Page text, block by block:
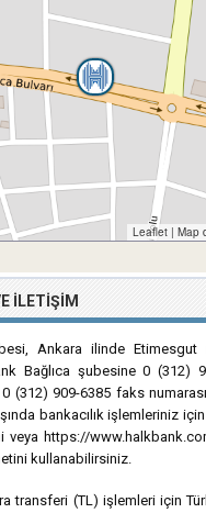
Leaflet | Map
İLETIŞIM
Ankara ilinde Etimesgut
Bağlıca şubesine 0 (312)
0 (312) 909-6385 faks
bankacılık işlemleriniz
veya https://
kullanabilirsiniz.
transferi (TL) işlemleri için